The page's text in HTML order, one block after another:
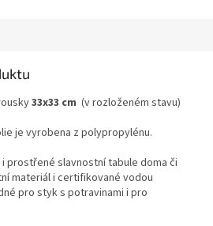
33x33 cm (v rozloženém stavu)
je vyrobena z polypropylénu.
prostřené slavnostní tabule doma či
materiál i certifikované vodou
pro styk s potravinami i pro